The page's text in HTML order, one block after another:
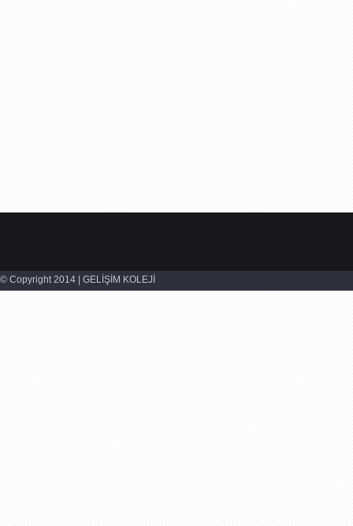
© Copyright 2014 | GELİŞİM KOLEJİ